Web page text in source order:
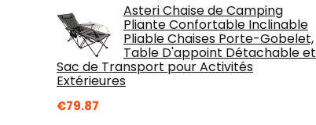
Asteri Chaise de Camping
Pliante Confortable Inclinable
Pliable Chaises Porte-Gobelet,
Table D'appoint Détachable et
Sac de Transport pour Activités
Extérieures
€79.87